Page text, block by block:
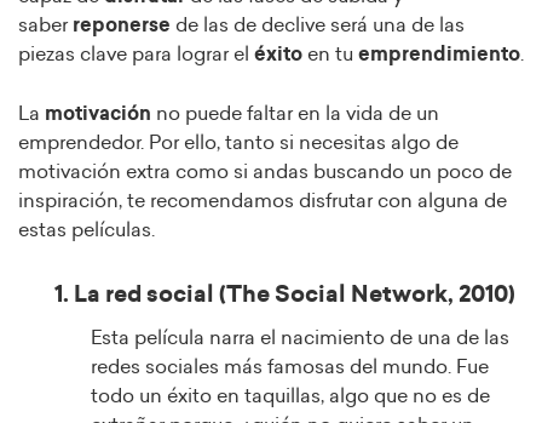
saberreponerse de las de declive será una de las
piezas clave para lograr el éxito en tu emprendimiento.
La motivación no puede faltar en la vida de un
emprendedor. Por ello, tanto si necesitas algo de
motivación extra como si andas buscando un poco de
inspiración, te recomendamos disfrutar con alguna de
estas películas.
1. La red social (The Social Network, 2010)
Esta película narra el nacimiento de una de las
redes sociales más famosas del mundo. Fue
todo un éxito en taquillas, algo que no es de